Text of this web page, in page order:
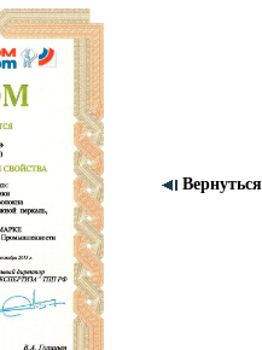
Вернуться